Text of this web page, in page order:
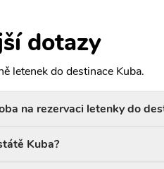
dotazy
letenek do destinace Kuba.
na rezervaci letenky do
Kuba?